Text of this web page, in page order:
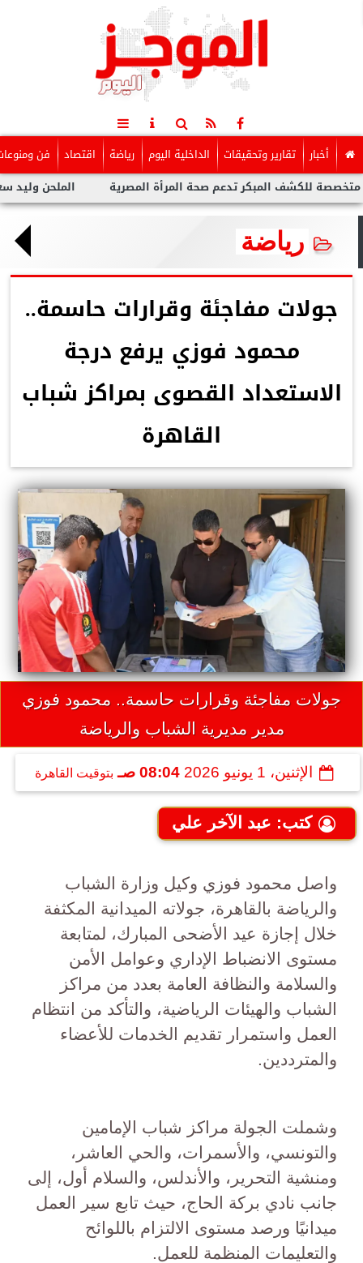
أخبار تقارير وتحقيقات الداخلية اليوم رياضة اقتصاد فن
الملحن وليد سعد : أزمة المبكر تدعم صحة المرأة المصرية
رياضة
جولات مفاجئة وقرارات حاسمة..
محمود فوزي يرفع درجة
الاستعداد القصوى بمراكز شباب
القاهرة
جولات مفاجئة وقرارات حاسمة.. محمود فوزي
مدير مديرية الشباب والرياضة
الإثنين، 1 يونيو 2026 08:04 صـ بتوقيت القاهرة
كتب: عبد الآخر علي
واصل محمود فوزي وكيل وزارة الشباب
والرياضة بالقاهرة، جولاته الميدانية المكثفة
خلال إجازة عيد الأضحى المبارك، لمتابعة
مستوى الانضباط الإداري وعوامل الأمن
والسلامة والنظافة العامة بعدد من مراكز
الشباب والهيئات الرياضية، والتأكد من انتظام
العمل واستمرار تقديم الخدمات للأعضاء
والمترددين.
وشملت الجولة مراكز شباب الإمامين
والتونسي، والأسمرات، والحي العاشر،
ومنشية التحرير، والأندلس، والسلام أول، إلى
جانب نادي بركة الحاج، حيث تابع سير العمل
ميدانيًا ورصد مستوى الالتزام باللوائح
والتعليمات المنظمة للعمل.